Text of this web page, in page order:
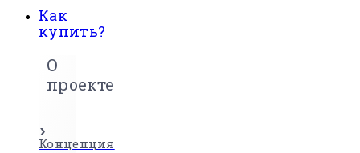
Как
купить?
О
проекте
Концепция